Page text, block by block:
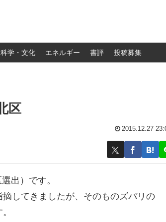
科学・文化 エネルギー 書評 投稿募集
区
2015.12.27
出）です。
してきましたが、そのものズバリの